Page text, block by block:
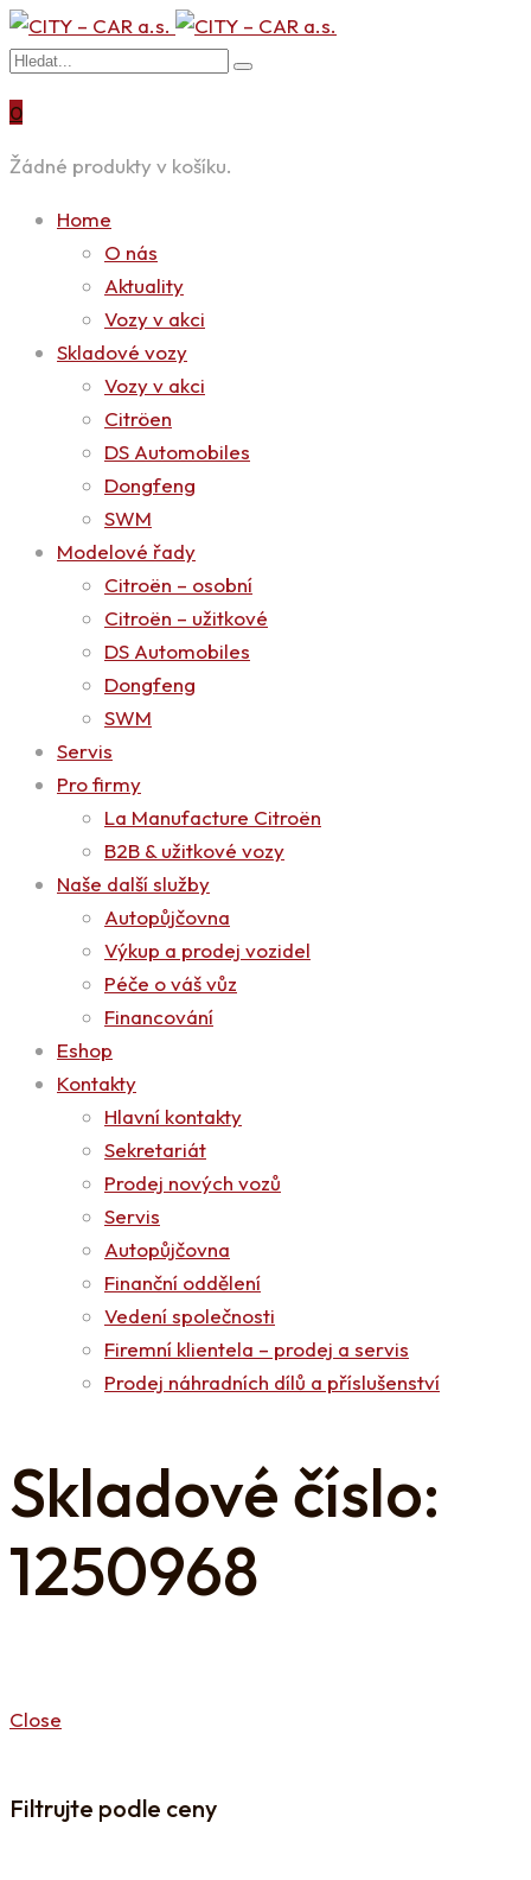
0
Žádné produkty v košíku.
Home
O nás
Aktuality
Vozy v akci
Skladové vozy
Vozy v akci
Citröen
DS Automobiles
Dongfeng
SWM
Modelové řady
Citroën – osobní
Citroën – užitkové
DS Automobiles
Dongfeng
SWM
Servis
Pro firmy
La Manufacture Citroën
B2B & užitkové vozy
Naše další služby
Autopůjčovna
Výkup a prodej vozidel
Péče o váš vůz
Financování
Eshop
Kontakty
Hlavní kontakty
Sekretariát
Prodej nových vozů
Servis
Autopůjčovna
Finanční oddělení
Vedení společnosti
Firemní klientela – prodej a servis
Prodej náhradních dílů a příslušenství
Skladové číslo:
1250968
Close
Filtrujte podle ceny